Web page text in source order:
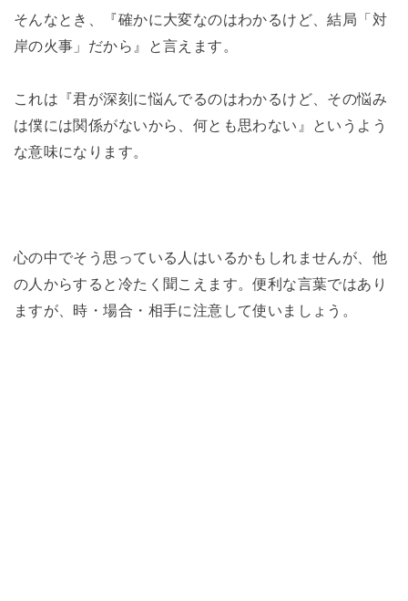
そんなとき、『確かに大変なのはわかるけど、結局「対
岸の火事」だから』と言えます。
これは『君が深刻に悩んでるのはわかるけど、その悩み
は僕には関係がないから、何とも思わない』というよう
な意味になります。
心の中でそう思っている人はいるかもしれませんが、他
の人からすると冷たく聞こえます。便利な言葉ではあり
ますが、時・場合・相手に注意して使いましょう。